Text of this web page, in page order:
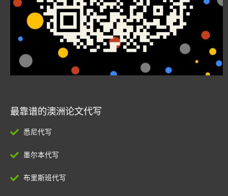
最靠谱的澳洲论文代写
悉尼代写
墨尔本代写
布里斯班代写